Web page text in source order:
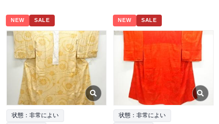
NEW SALE
状態：非常によい
NEW SALE
状態：非常によい